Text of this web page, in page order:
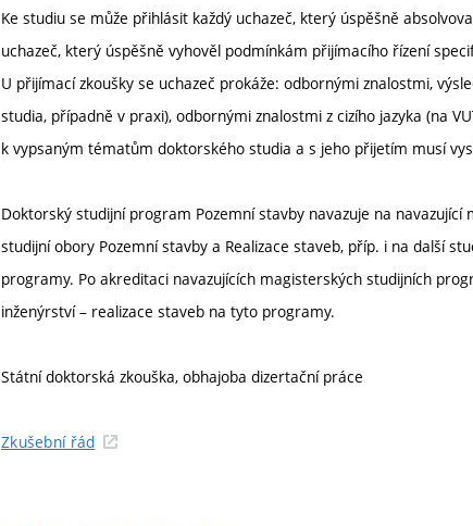
Ke studiu se může přihlásit každý uchazeč, který úspěšně
uchazeč, který úspěšně vyhověl podmínkám přijímacího řízení
U přijímací zkoušky se uchazeč prokáže: odbornými znalostmi,
studia, případně v praxi), odbornými znalostmi z cizího jazyka (na
k vypsaným tématům doktorského studia a s jeho přijetím musí
Doktorský studijní program Pozemní stavby navazuje na
studijní obory Pozemní stavby a Realizace staveb, příp. i na další
programy. Po akreditaci navazujících magisterských studijních
inženýrství – realizace staveb na tyto programy.
Státní doktorská zkouška, obhajoba dizertační práce
Zkušební řád